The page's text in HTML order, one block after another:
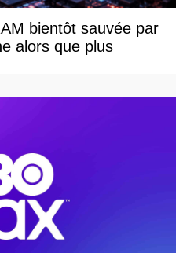
bientôt sauvée par
alors que plus